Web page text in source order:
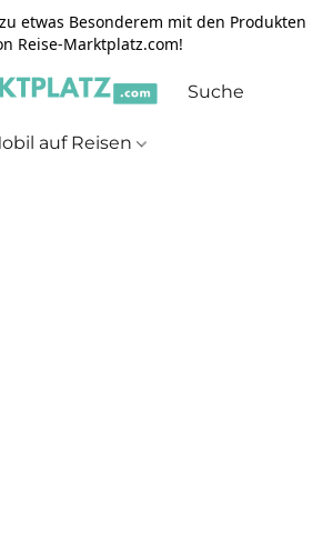
etwas Besonderem mit den Produkten
Reise-Marktplatz.com!
auf Reisen